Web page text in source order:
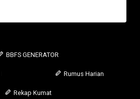
BBFS GENERATOR
Rumus Harian
Rekap Kumat